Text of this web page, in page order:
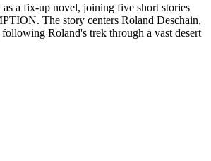
a fix-up novel, joining five short stories
The story centers Roland Deschain,
Roland's trek through a vast desert